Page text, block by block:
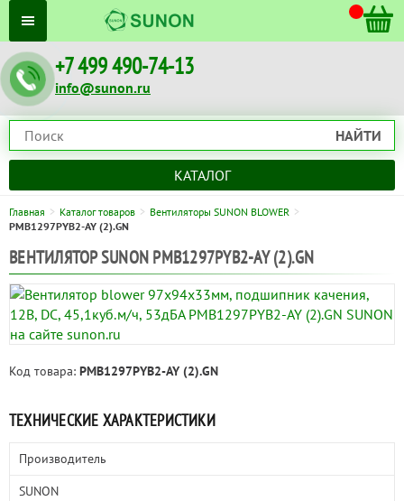
+7 499 490-74-13
info@sunon.ru
НАЙТИ
КАТАЛОГ
Главная Каталог товаров
Вентиляторы SUNON BLOWER
PMB1297PYB2-AY (2).GN
ВЕНТИЛЯТОР SUNON PMB1297PYB2-AY (2).GN
Код товара: PMB1297PYB2-AY (2).GN
ТЕХНИЧЕСКИЕ ХАРАКТЕРИСТИКИ
Производитель
SUNON